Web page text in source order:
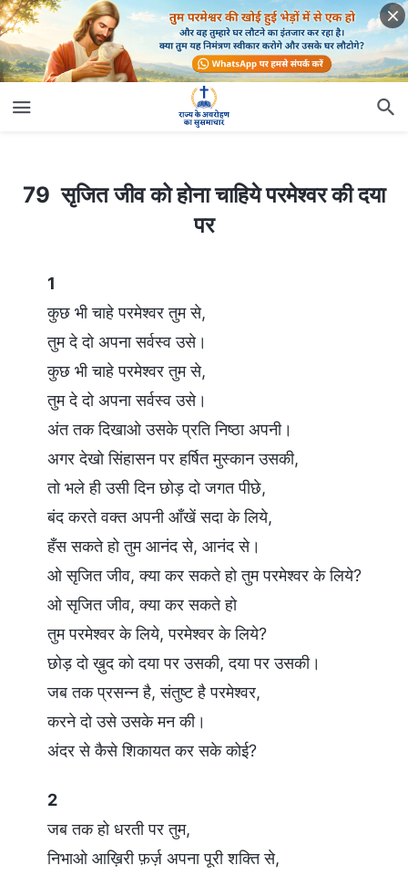
79 सृजित जीव को होना चाहिये परमेश्वर की दया पर
79 सृजित जीव को होना चाहिये परमेश्वर की दया
पर
1
कुछ भी चाहे परमेश्वर तुम से,
तुम दे दो अपना सर्वस्व उसे।
कुछ भी चाहे परमेश्वर तुम से,
तुम दे दो अपना सर्वस्व उसे।
अंत तक दिखाओ उसके प्रति निष्ठा अपनी।
अगर देखो सिंहासन पर हर्षित मुस्कान उसकी,
तो भले ही उसी दिन छोड़ दो जगत पीछे,
बंद करते वक्त अपनी आँखें सदा के लिये,
हँस सकते हो तुम आनंद से, आनंद से।
ओ सृजित जीव, क्या कर सकते हो तुम परमेश्वर के लिये?
ओ सृजित जीव, क्या कर सकते हो
तुम परमेश्वर के लिये, परमेश्वर के लिये?
छोड़ दो ख़ुद को दया पर उसकी, दया पर उसकी।
जब तक प्रसन्न है, संतुष्ट है परमेश्वर,
करने दो उसे उसके मन की।
अंदर से कैसे शिकायत कर सके कोई?
2
जब तक हो धरती पर तुम,
निभाओ आख़िरी फ़र्ज़ अपना पूरी शक्ति से,